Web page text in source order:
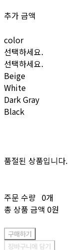
추가 금액
color
선택하세요.
선택하세요.
Beige
White
Dark Gray
Black
품절된 상품입니다.
주문 수량 0개
총 상품 금액 0원
구매하기
장바구니에 담기